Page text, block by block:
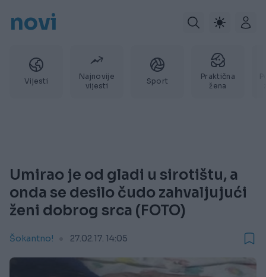
novi
Vijesti
Najnovije
vijesti
Sport
Praktična
žena
Umirao je od gladi u sirotištu, a
onda se desilo čudo zahvaljujući
ženi dobrog srca (FOTO)
Šokantno! 27.02.17. 14:05